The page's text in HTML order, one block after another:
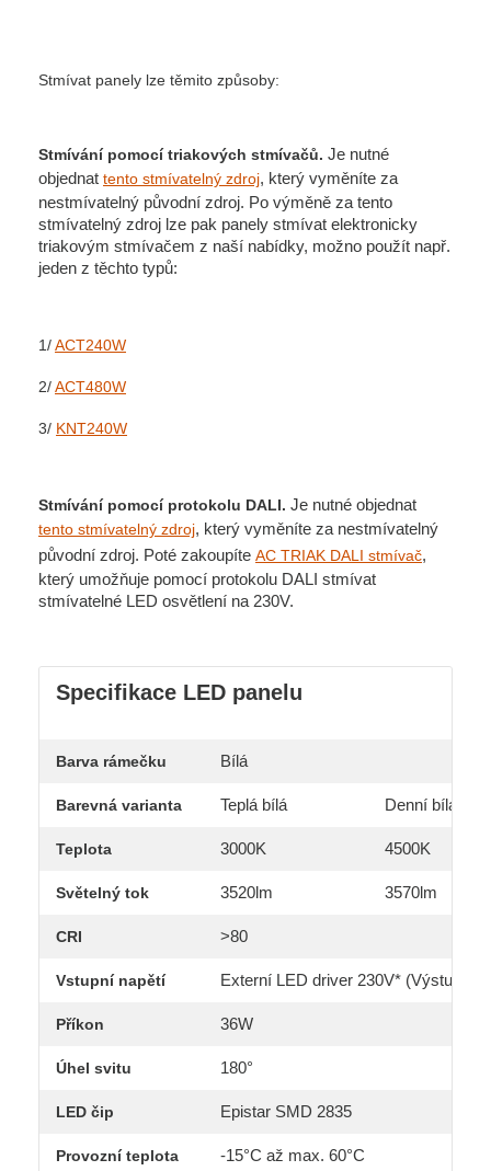
Stmívat panely lze těmito způsoby:
Stmívání pomocí triakových stmívačů. Je nutné
objednat tento stmívatelný zdroj, který vyměníte za
nestmívatelný původní zdroj. Po výměně za tento
stmívatelný zdroj lze pak panely stmívat elektronicky
triakovým stmívačem z naší nabídky, možno použít např.
jeden z těchto typů:
1/ACT240W
2/ACT480W
3/ KNT240W
Stmívání pomocí protokolu DALI. Je nutné objednat
tento stmívatelný zdroj, který vyměníte za nestmívatelný
původní zdroj. Poté zakoupíte AC TRIAK DALI stmívač,
který umožňuje pomocí protokolu DALI stmívat
stmívatelné LED osvětlení na 230V.
Specifikace LED panelu
Barva rámečku Bílá
Barevná varianta Teplá bílá Denní bílá
Teplota 3000K 4500K
Světelný tok 3520lm 3570lm
CRI >80
Vstupní napětí Externí LED driver 230V* (Výstup
Příkon 36W
Úhel svitu 180°
LED čip Epistar SMD 2835
Provozní teplota -15°C až max. 60°C